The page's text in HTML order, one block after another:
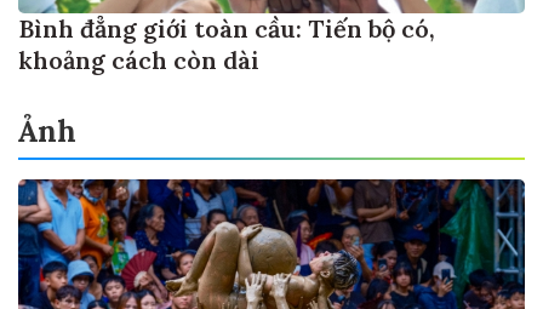
Bình đẳng giới toàn cầu: Tiến bộ có,
khoảng cách còn dài
Ảnh